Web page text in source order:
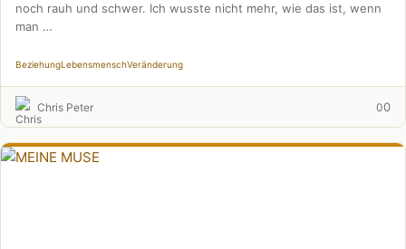
noch rauh und schwer. Ich wusste nicht mehr, wie das ist, wenn
man …
BeziehungLebensmenschVeränderung
Chris Peter 00